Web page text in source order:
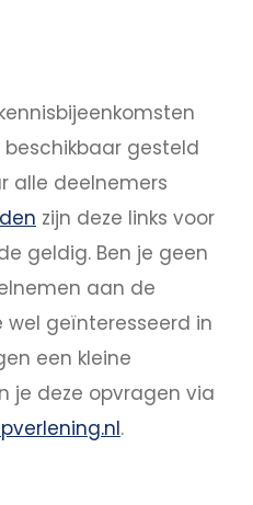
beschikbaar gesteld
alle deelnemers
zijn deze links voor
geldig. Ben je geen
aan de
wel geïnteresseerd in
een kleine
je deze opvragen via
.